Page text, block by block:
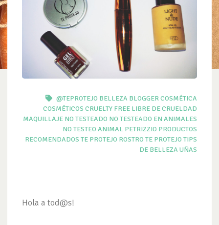
@TEPROTEJO BELLEZA BLOGGERCOSMÉTICA
COSMÉTICOS CRUELTY FREE LIBRE DE CRUELDAD
MAQUILLAJE NO TESTEADO NO TESTEADO EN ANIMALES
NO TESTEO ANIMAL PETRIZZIO PRODUCTOS
RECOMENDADOS TE PROTEJO ROSTRO TE PROTEJO TIPS
DE BELLEZA UÑAS
Hola a tod@s!